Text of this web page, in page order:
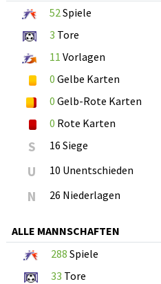
52Spiele
3 Tore
11 Vorlagen
0 Gelbe Karten
0 Gelb-Rote Karten
0 Rote Karten
S 16 Siege
U 10 Unentschieden
N 26 Niederlagen
ALLE MANNSCHAFTEN
288 Spiele
33 Tore